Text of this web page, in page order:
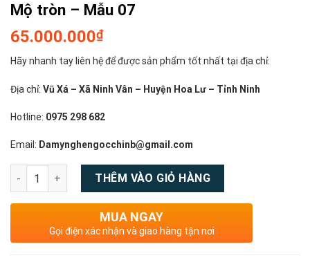
Mộ tròn – Mẫu 07
65.000.000₫
Hãy nhanh tay liên hệ để được sản phẩm tốt nhất tại địa chỉ:
Địa chỉ: Vũ Xá – Xã Ninh Vân – Huyện Hoa Lư – Tỉnh Ninh
Hotline: 0975 298 682
Email: Damynghengocchinb@gmail.com
Số lượng THÊM VÀO GIỎ HÀNG
MUA NGAY
Gọi điện xác nhận và giao hàng tận nơi